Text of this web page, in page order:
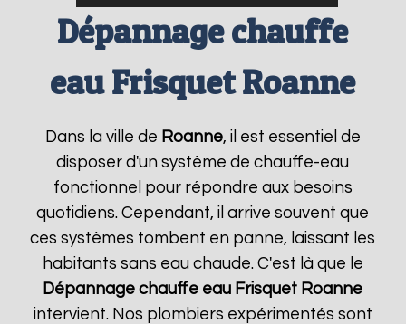
Dépannage chauffe
eau Frisquet Roanne
Dans la ville de Roanne, il est essentiel de
disposer d'un système de chauffe-eau
fonctionnel pour répondre aux besoins
quotidiens. Cependant, il arrive souvent que
ces systèmes tombent en panne, laissant les
habitants sans eau chaude. C'est là que le
Dépannage chauffe eau Frisquet Roanne
intervient. Nos plombiers expérimentés sont